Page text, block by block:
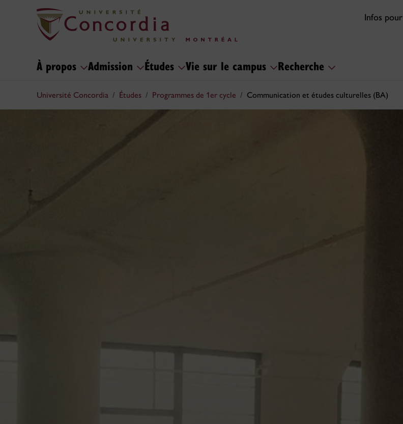
Infos pour
À propos Admission Études Vie sur le campus Recherche
Université Concordia Études Programmes de 1er cycle Communication et études culturelles (BA)